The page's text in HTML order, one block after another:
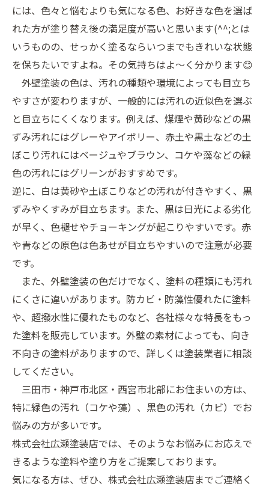
には、色々と悩むよりも気になる色、お好きな色を選ば
れた方が塗り替え後の満足度が高いと思います(^^;とは
いうものの、せっかく塗るならいつまでもきれいな状態
を保ちたいですよね。その気持ちはよ～く分かります😊
外壁塗装の色は、汚れの種類や環境によっても目立ち
やすさが変わりますが、一般的には汚れの近似色を選ぶ
と目立ちにくくなります。例えば、煤煙や黄砂などの黒
ずみ汚れにはグレーやアイボリー、赤土や黒土などの土
ぼこり汚れにはベージュやブラウン、コケや藻などの緑
色の汚れにはグリーンがおすすめです。
逆に、白は黄砂や土ぼこりなどの汚れが付きやすく、黒
ずみやくすみが目立ちます。また、黒は日光による劣化
が早く、色褪せやチョーキングが起こりやすいです。赤
や青などの原色は色あせが目立ちやすいので注意が必要
です。
また、外壁塗装の色だけでなく、塗料の種類にも汚れ
にくさに違いがあります。防カビ・防藻性優れたに塗料
や、超撥水性に優れたものなど、各社様々な特長をもっ
た塗料を販売しています。外壁の素材によっても、向き
不向きの塗料がありますので、詳しくは塗装業者に相談
してください。
三田市・神戸市北区・西宮市北部にお住まいの方は、
特に緑色の汚れ（コケや藻）、黒色の汚れ（カビ）でお
悩みの方が多いです。
株式会社広瀬塗装店では、そのようなお悩みにお応えで
きるような塗料や塗り方をご提案しております。
気になる方は、ぜひ、株式会社広瀬塗装店までご連絡く